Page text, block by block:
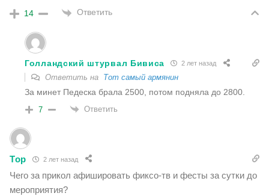
14 Ответить
Голландский штурвал Бивиса 2 лет назад
Ответить на Тот самый армянин
За минет Педеска брала 2500, потом подняла до 2800.
7 Ответить
Тор 2 лет назад
Чего за прикол афишировать фиксо-тв и фесты за сутки до
мероприятия?